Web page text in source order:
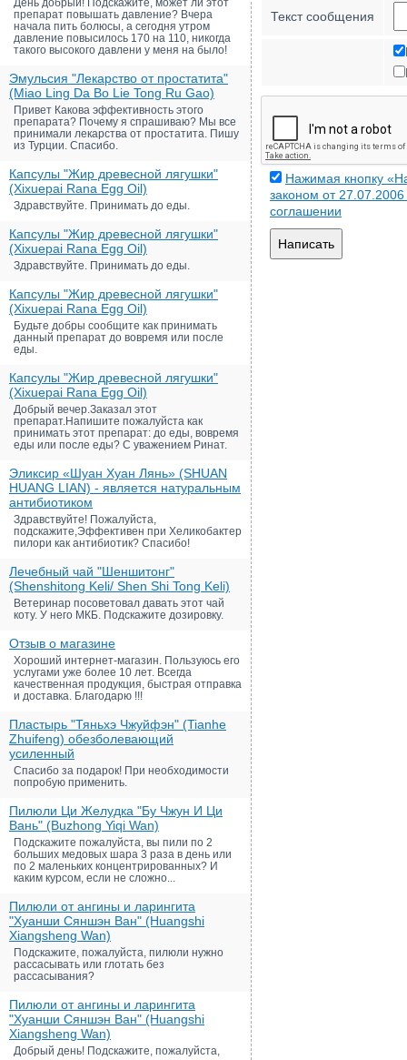
День добрый! Подскажите, может ли этот
препарат повышать давление? Вчера
начала пить болюсы, а сегодня утром
давление повысилось 170 на 110, никогда
такого высокого давлени у меня на было!
Эмульсия "Лекарство от простатита"
(Miao Ling Da Bo Lie Tong Ru Gao)
Привет Какова эффективность этого
препарата? Почему я спрашиваю? Мы все
принимали лекарства от простатита. Пишу
из Турции. Спасибо.
Капсулы "Жир древесной лягушки"
(Xixuepai Rana Egg Oil)
Здравствуйте. Принимать до еды.
Капсулы "Жир древесной лягушки"
(Xixuepai Rana Egg Oil)
Здравствуйте. Принимать до еды.
Капсулы "Жир древесной лягушки"
(Xixuepai Rana Egg Oil)
Будьте добры сообщите как принимать
данный препарат до вовремя или после
еды.
Капсулы "Жир древесной лягушки"
(Xixuepai Rana Egg Oil)
Добрый вечер.Заказал этот
препарат.Напишите пожалуйста как
принимать этот препарат: до еды, вовремя
еды или после еды? С уважением Ринат.
Эликсир «Шуан Хуан Лянь» (SHUAN
HUANG LIAN) - является натуральным
антибиотиком
Здравствуйте! Пожалуйста,
подскажите,Эффективен при Хеликобактер
пилори как антибиотик? Спасибо!
Лечебный чай "Шеншитонг"
(Shenshitong Keli/ Shen Shi Tong Keli)
Ветеринар посоветовал давать этот чай
коту. У него МКБ. Подскажите дозировку.
Отзыв о магазине
Хороший интернет-магазин. Пользуюсь его
услугами уже более 10 лет. Всегда
качественная продукция, быстрая отправка
и доставка. Благодарю !!!
Пластырь "Тяньхэ Чжуйфэн" (Tianhe
Zhuifeng) обезболевающий
усиленный
Спасибо за подарок! При необходимости
попробую применить.
Пилюли Ци Желудка "Бу Чжун И Ци
Вань" (Buzhong Yiqi Wan)
Подскажите пожалуйста, вы пили по 2
больших медовых шара 3 раза в день или
по 2 маленьких концентрированных? И
каким курсом, если не сложно...
Пилюли от ангины и ларингита
"Хуанши Сяншэн Ван" (Huangshi
Xiangsheng Wan)
Подскажите, пожалуйста, пилюли нужно
рассасывать или глотать без
рассасывания?
Пилюли от ангины и ларингита
"Хуанши Сяншэн Ван" (Huangshi
Xiangsheng Wan)
Добрый день! Подскажите, пожалуйста,
Текст сообщения
Нажимая кнопку
законом от
соглашении
Написать